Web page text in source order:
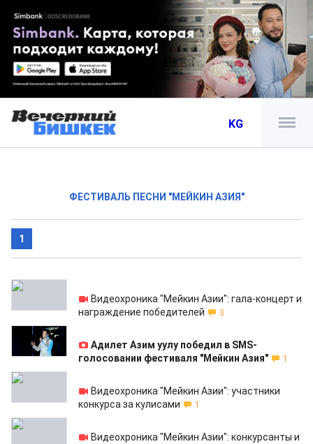
KG
ФЕСТИВАЛЬ ПЕСНИ "МЕЙКИН АЗИЯ"
1
24.07.2013
Видеохроника "Мейкин Азии": гала-концерт и
награждение победителей
3
23.07.2013
Адилет Азим уулу победил в SMS-
голосовании фестиваля "Мейкин Азия"
1
23.07.2013
Видеохроника "Мейкин Азии": участники
конкурса за кулисами
1
22.07.2013
Видеохроника "Мейкин Азии": конкурсанты и